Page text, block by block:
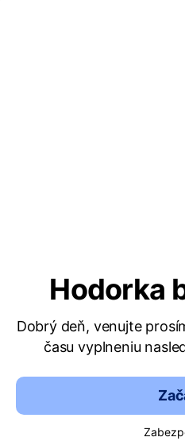
Hodorka
Dobrý deň, venujte
času vyplneniu